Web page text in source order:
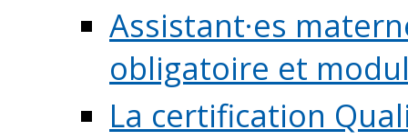
Assistant·es
obligatoire et
La certification